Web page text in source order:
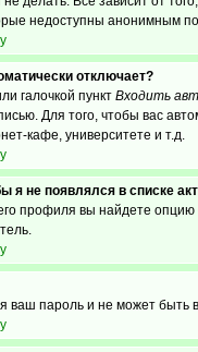
недоступны анонимным
отключает?
галочкой пункт Входить
Для того, чтобы вас
кафе, университете и т.д.
я не появлялся в списке
профиля вы найдете опцию
ваш пароль и не может быть